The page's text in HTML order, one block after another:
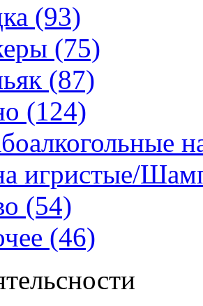
(93)
(75)
(87)
(124)
игристые/
(54)
(46)